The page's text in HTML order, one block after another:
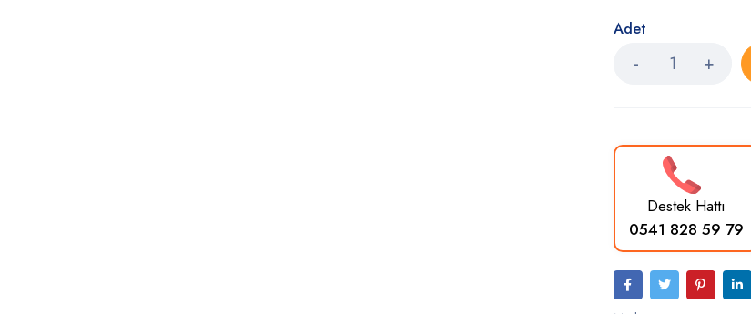
Adet
Destek Hattı
0541 828 59 79